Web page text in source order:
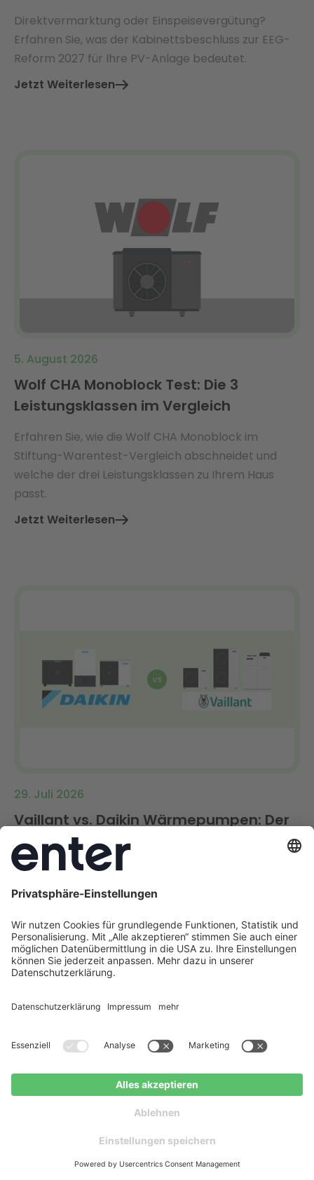
Direktvermarktung oder Einspeisevergütung?
Erfahren Sie, was der Kabinettsbeschluss zur EEG-
Reform 2027 für Ihre PV-Anlage bedeutet.
Jetzt Weiterlesen
5. August 2026
Wolf CHA Monoblock Test: Die 3
Leistungsklassen im Vergleich
Erfahren Sie, wie die Wolf CHA Monoblock im
Stiftung-Warentest-Vergleich abschneidet und
welche der drei Leistungsklassen zu Ihrem Haus
passt.
Jetzt Weiterlesen
29. Juli 2026
Vaillant vs. Daikin Wärmepumpen: Der
Vergleich 2026
Dieser Vergleich stellt die Vaillant aroTHERM plus
und die Daikin Altherma 3 H HT gegenüber und zeigt,
Jetzt Weiterlesen